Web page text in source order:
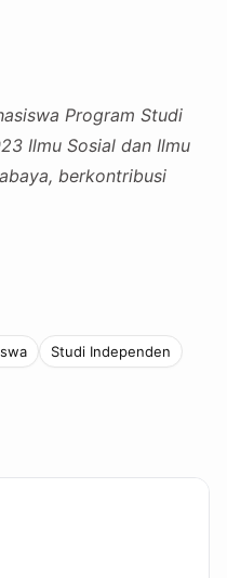
Program Studi
Ilmu Sosial dan Ilmu
berkontribusi
Studi Independen